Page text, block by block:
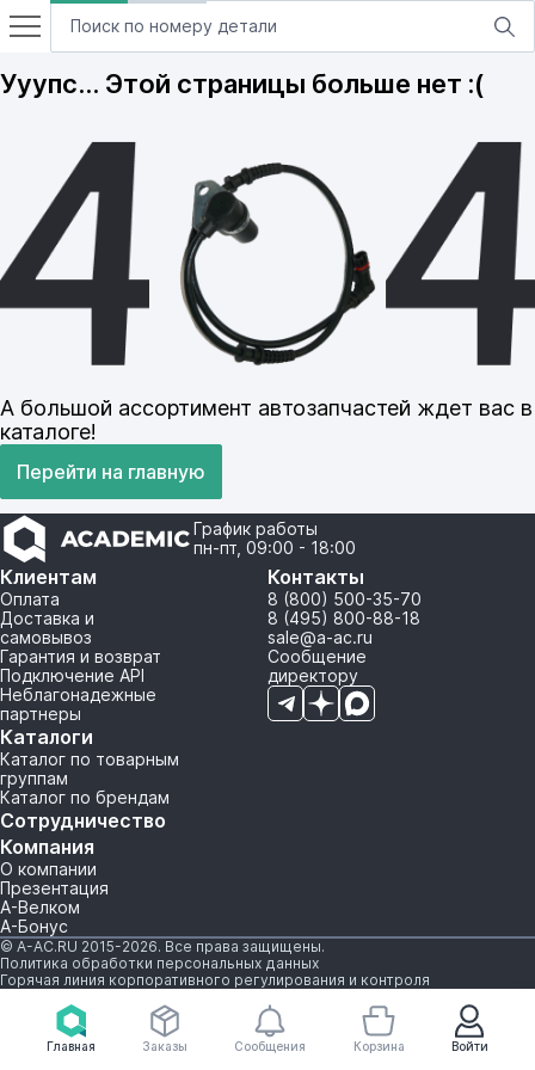
Главная Войти
Заказы Сообщения Корзина
Ууупс… Этой страницы больше нет :(
А большой ассортимент автозапчастей ждет вас в
каталоге!
Перейти на главную
График работы
пн-пт, 09:00 - 18:00
Клиентам
Оплата
Доставка и
самовывоз
Гарантия и возврат
Подключение API
Неблагонадежные
партнеры
Каталоги
Каталог по товарным
группам
Каталог по брендам
Сотрудничество
Компания
О компании
Презентация
А-Велком
А-Бонус
Контакты
8 (800) 500-35-70
8 (495) 800-88-18
sale@a-ac.ru
Сообщение
директору
© A-AC.RU 2015-2026. Все права защищены.
Политика обработки персональных данных
Горячая линия корпоративного регулирования и контроля